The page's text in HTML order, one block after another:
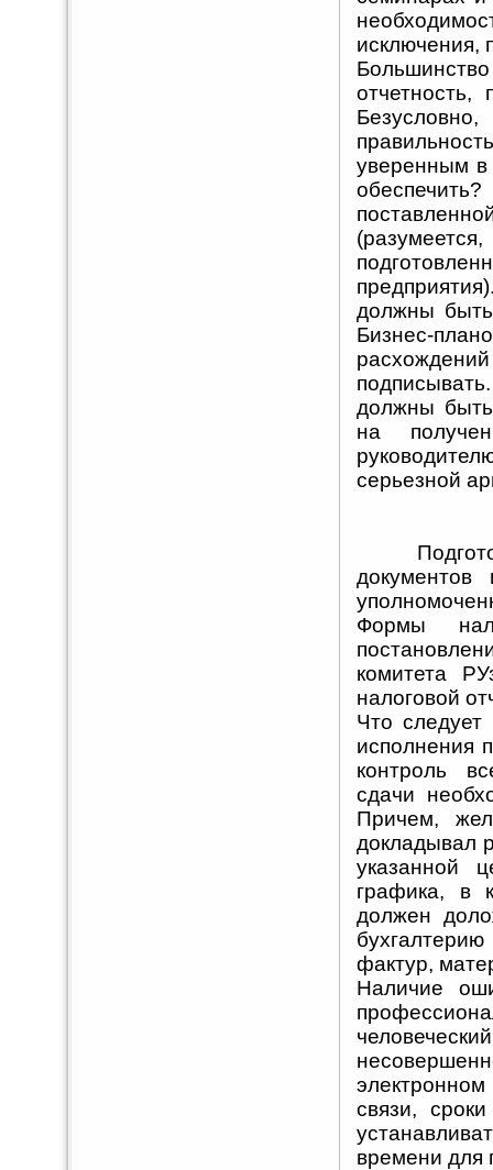
исключения,
отчетность,
уверенным в
должны
Бизнес-
должны
на
серьезной
Формы
комитета
налоговой
Что следует
исполнения
контроль
сдачи
Причем,
докладывал
указанной
графика, в
должен
фактур,
Наличие
связи,
времени для